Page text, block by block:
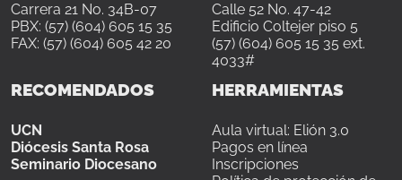
Carrera 21 No. 34B-07
PBX: (57) (604) 605 15 35
FAX: (57) (604) 605 42 20
Calle 52 No. 47-42
Edificio Coltejer piso 5
(57) (604) 605 15 35 ext.
4033#
RECOMENDADOS
UCN
Diócesis Santa Rosa
Seminario Diocesano
HERRAMIENTAS
Aula virtual: Elión 3.0
Pagos en línea
Inscripciones